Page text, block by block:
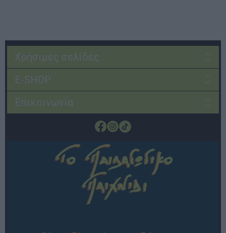
Χρήσιμες σελίδες
E-SHOP
Επικοινωνία